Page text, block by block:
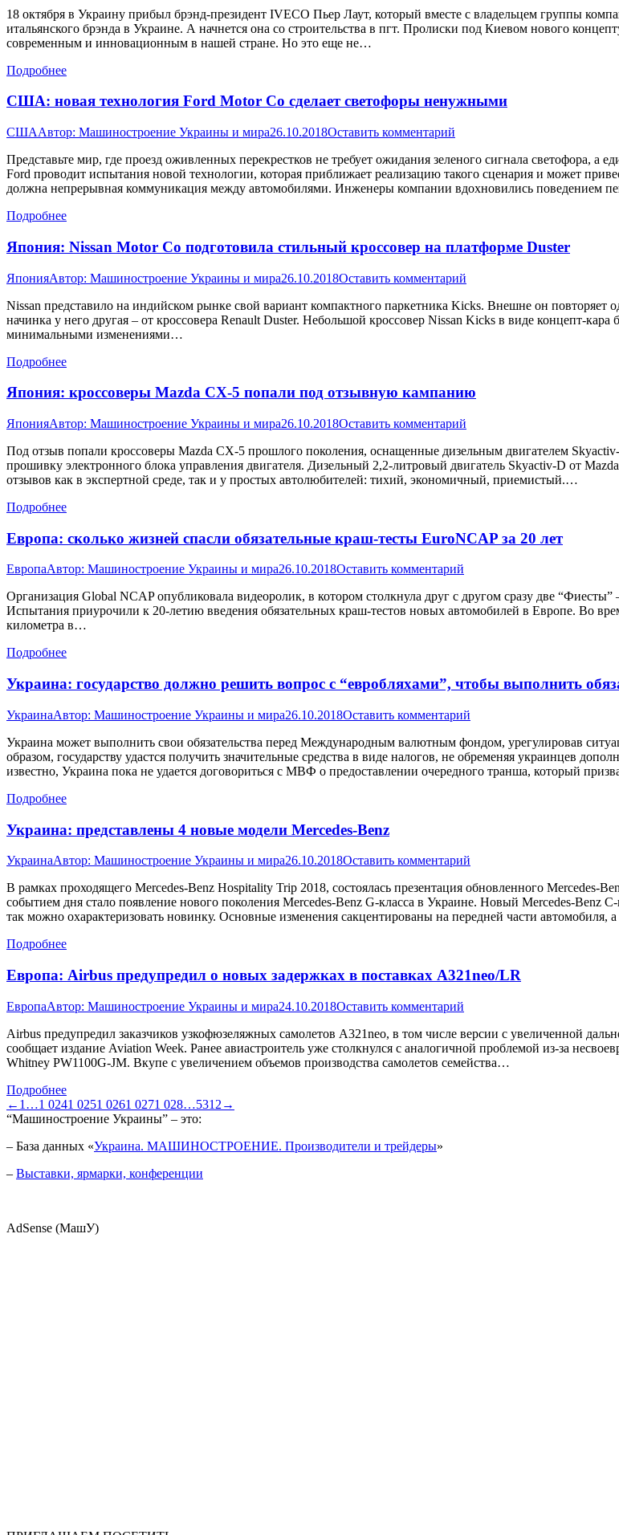
18 октября в Украину прибыл брэнд-президент IVECO Пьер Лаут, который вместе с владельцем группы
итальянского брэнда в Украине. А начнется она со строительства в пгт. Пролиски под Киевом нового
современным и инновационным в нашей стране. Но это еще не…
Подробнее
США: новая технология Ford Motor Co сделает светофоры ненужными
СШААвтор: Машиностроение Украины и мира26.10.2018Оставить комментарий
Представьте мир, где проезд оживленных перекрестков не требует ожидания зеленого сигнала светофора, а
Ford проводит испытания новой технологии, которая приближает реализацию такого сценария и может
должна непрерывная коммуникация между автомобилями. Инженеры компании вдохновились поведением
Подробнее
Япония: Nissan Motor Co подготовила стильный кроссовер на платформе Duster
ЯпонияАвтор: Машиностроение Украины и мира26.10.2018Оставить комментарий
Nissan представило на индийском рынке свой вариант компактного паркетника Kicks. Внешне он
начинка у него другая – от кроссовера Renault Duster. Небольшой кроссовер Nissan Kicks в виде концепт-
минимальными изменениями…
Подробнее
Япония: кроссоверы Mazda СX-5 попали под отзывную кампанию
ЯпонияАвтор: Машиностроение Украины и мира26.10.2018Оставить комментарий
Под отзыв попали кроссоверы Mazda СX-5 прошлого поколения, оснащенные дизельным двигателем
прошивку электронного блока управления двигателя. Дизельный 2,2-литровый двигатель Skyactiv-D от
отзывов как в экспертной среде, так и у простых автолюбителей: тихий, экономичный, приемистый.…
Подробнее
Европа: сколько жизней спасли обязательные краш-тесты EuroNCAP за 20 лет
ЕвропаАвтор: Машиностроение Украины и мира26.10.2018Оставить комментарий
Организация Global NCAP опубликовала видеоролик, в котором столкнула друг с другом сразу две
Испытания приурочили к 20-летию введения обязательных краш-тестов новых автомобилей в Европе. Во
километра в…
Подробнее
Украина: государство должно решить вопрос с “евробляхами”, чтобы выполнить
УкраинаАвтор: Машиностроение Украины и мира26.10.2018Оставить комментарий
Украина может выполнить свои обязательства перед Международным валютным фондом, урегулировав
образом, государству удастся получить значительные средства в виде налогов, не обременяя украинцев
известно, Украина пока не удается договориться с МВФ о предоставлении очередного транша, который
Подробнее
Украина: представлены 4 новые модели Mercedes-Benz
УкраинаАвтор: Машиностроение Украины и мира26.10.2018Оставить комментарий
В рамках проходящего Mercedes-Benz Hospitality Trip 2018, состоялась презентация обновленного Mercedes-
событием дня стало появление нового поколения Mercedes-Benz G-класса в Украине. Новый Mercedes-Benz
так можно охарактеризовать новинку. Основные изменения сакцентированы на передней части автомобиля,
Подробнее
Европа: Airbus предупредил о новых задержках в поставках А321neo/LR
ЕвропаАвтор: Машиностроение Украины и мира24.10.2018Оставить комментарий
Airbus предупредил заказчиков узкофюзеляжных самолетов A321neo, в том числе версии с увеличенной
сообщает издание Aviation Week. Ранее авиастроитель уже столкнулся с аналогичной проблемой из-за
Whitney PW1100G-JM. Вкупе с увеличением объемов производства самолетов семейства…
Подробнее
← 1 …1 0241 0251 0261 0271 028…5312 →
“Машиностроение Украины” – это:
– База данных «Украина. МАШИНОСТРОЕНИЕ. Производители и трейдеры»
– Выставки, ярмарки, конференции
AdSense (МашУ)